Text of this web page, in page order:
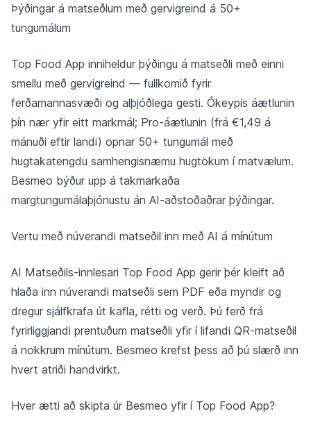
Þýðingar á matseðlum með gervigreind á 50+
tungumálum
Top Food App inniheldur þýðingu á matseðli með einni
smellu með gervigreind — fullkomið fyrir
ferðamannasvæði og alþjóðlega gesti. Ókeypis áætlunin
þín nær yfir eitt markmál; Pro-áætlunin (frá €1,49 á
mánuði eftir landi) opnar 50+ tungumál með
hugtakatengdu samhengisnæmu hugtökum í matvælum.
Besmeo býður upp á takmarkaða
margtungumálaþjónustu án AI-aðstoðaðrar þýðingar.
Vertu með núverandi matseðil inn með AI á mínútum
AI Matseðils-innlesari Top Food App gerir þér kleift að
hlaða inn núverandi matseðli sem PDF eða myndir og
dregur sjálfkrafa út kafla, rétti og verð. Þú ferð frá
fyrirliggjandi prentuðum matseðli yfir í lifandi QR-matseðil
á nokkrum mínútum. Besmeo krefst þess að þú slærð inn
hvert atriði handvirkt.
Hver ætti að skipta úr Besmeo yfir í Top Food App?